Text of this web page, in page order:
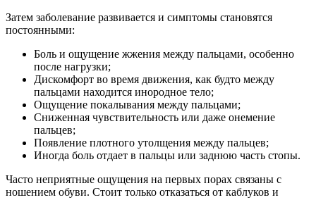
Затем заболевание развивается и симптомы становятся
постоянными:
Боль и ощущение жжения между пальцами, особенно
после нагрузки;
Дискомфорт во время движения, как будто между
пальцами находится инородное тело;
Ощущение покалывания между пальцами;
Сниженная чувствительность или даже онемение
пальцев;
Появление плотного утолщения между пальцев;
Иногда боль отдает в пальцы или заднюю часть стопы.
Часто неприятные ощущения на первых порах связаны с
ношением обуви. Стоит только отказаться от каблуков и